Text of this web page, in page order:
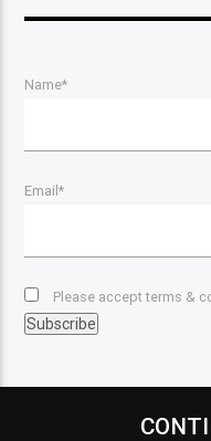
Name*
Email*
Please accept terms &